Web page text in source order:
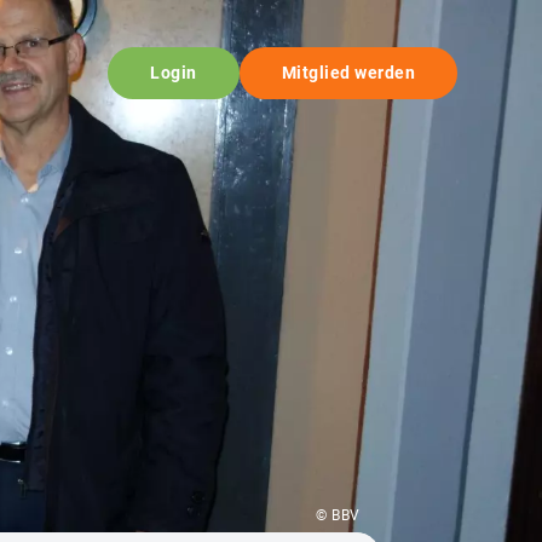
Login Mitglied werden
© BBV